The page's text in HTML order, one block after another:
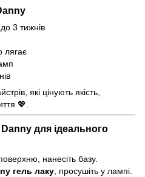
3 тижнів
лягає
які цінують якість,
💖.
для ідеального
нанесіть базу.
гель лаку , просушіть у лампі.